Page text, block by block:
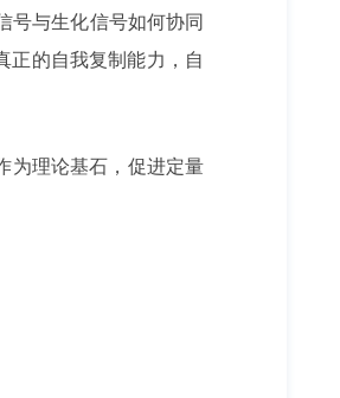
号与生化信号如何协同
正的自我复制能力，自
为理论基石，促进定量